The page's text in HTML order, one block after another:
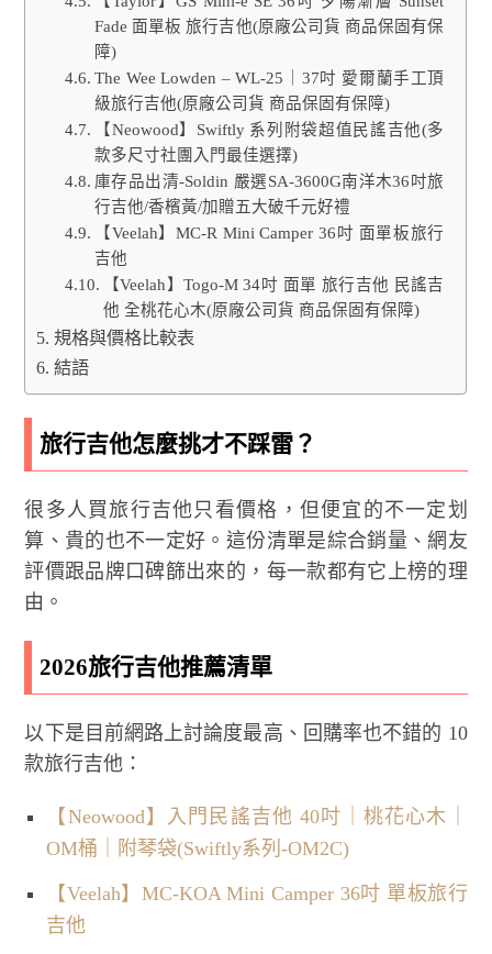
Fade 面單板 旅行吉他(原廠公司貨 商品保固有保
障)
The Wee Lowden – WL-25｜37吋 愛爾蘭手工頂
級旅行吉他(原廠公司貨 商品保固有保障)
【Neowood】Swiftly 系列附袋超值民謠吉他(多
款多尺寸社團入門最佳選擇)
庫存品出清-Soldin 嚴選SA-3600G南洋木36吋旅
行吉他/香檳黃/加贈五大破千元好禮
【Veelah】MC-R Mini Camper 36吋 面單板旅行
吉他
【Veelah】Togo-M 34吋 面單 旅行吉他 民謠吉
他 全桃花心木(原廠公司貨 商品保固有保障)
規格與價格比較表
結語
旅行吉他怎麼挑才不踩雷？
很多人買旅行吉他只看價格，但便宜的不一定划
算、貴的也不一定好。這份清單是綜合銷量、網友
評價跟品牌口碑篩出來的，每一款都有它上榜的理
由。
2026旅行吉他推薦清單
以下是目前網路上討論度最高、回購率也不錯的 10
款旅行吉他：
【Neowood】入門民謠吉他 40吋｜桃花心木｜
OM桶｜附琴袋(Swiftly系列-OM2C)
【Veelah】MC-KOA Mini Camper 36吋 單板旅行
吉他